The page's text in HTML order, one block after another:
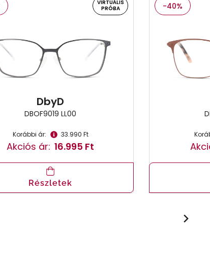
VIRTUÁLIS
PRÓBA
DbyD
DBOF9019 LL00
Korábbi ár: 33.990 Ft
Akciós ár: 16.995 Ft
Részletek
-40%